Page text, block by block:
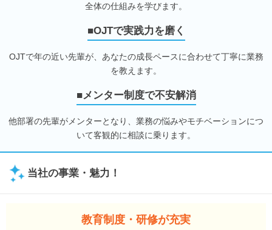
全体の仕組みを学びます。
■OJTで実践力を磨く
OJTで年の近い先輩が、あなたの成長ペースに合わせて丁寧に業務
を教えます。
■メンター制度で不安解消
他部署の先輩がメンターとなり、業務の悩みやモチベーションにつ
いて客観的に相談に乗ります。
当社の事業・魅力！
教育制度・研修が充実